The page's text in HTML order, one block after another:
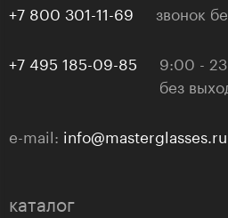
+7 800 301-11-69 звонок
+7 495 185-09-85
9:00 -
без
e-mail: info@masterglasses.ru
каталог